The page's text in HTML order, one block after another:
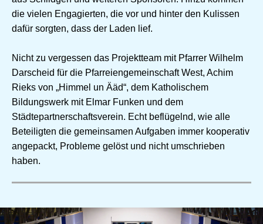
die vielen Engagierten, die vor und hinter den Kulissen
dafür sorgten, dass der Laden lief.
Nicht zu vergessen das Projektteam mit Pfarrer Wilhelm
Darscheid für die Pfarreiengemeinschaft West, Achim
Rieks von „Himmel un Ääd“, dem Katholischem
Bildungswerk mit Elmar Funken und dem
Städtepartnerschaftsverein. Echt beflügelnd, wie alle
Beteiligten die gemeinsamen Aufgaben immer kooperativ
angepackt, Probleme gelöst und nicht umschrieben
haben.